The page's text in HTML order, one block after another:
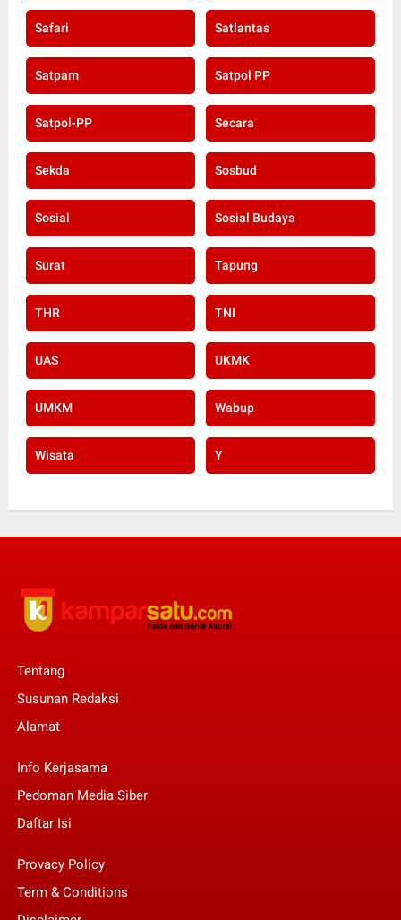
Safari Satlantas
Satpam Satpol PP
Satpol-PP Secara
Sekda Sosbud
Sosial Sosial Budaya
Surat Tapung
THR TNI
UAS UKMK
UMKM Wabup
Wisata Y
Tentang
Susunan Redaksi
Alamat
Info Kerjasama
Pedoman Media Siber
Daftar Isi
Provacy Policy
Term & Conditions